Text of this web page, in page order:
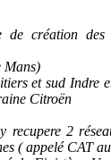
de création des
Mans)
et sud Indre
Citroën
recupere 2
( appelé CAT